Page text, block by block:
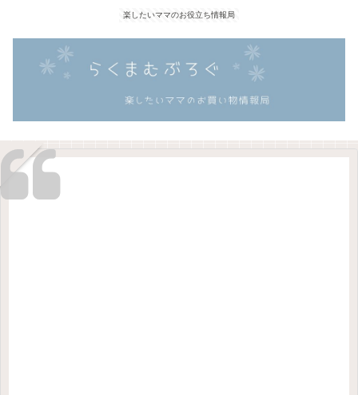
楽したいママのお役立ち情報局